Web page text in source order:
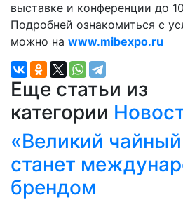
выставке и конференции до
Подробней ознакомиться с
можно на www.mibexpo.ru
Еще статьи из
категории
«Великий чайный
станет
брендом